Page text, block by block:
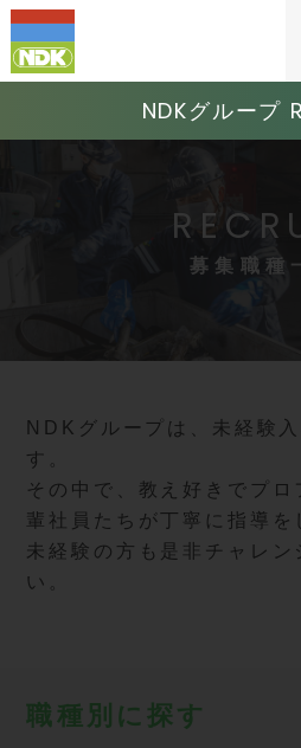
NDKグループ
募集職種
NDKグループは、未経験
す。
その中で、教え好きでプロ
輩社員たちが丁寧に指導を
未経験の方も是非チャレン
い。
職種別に探す